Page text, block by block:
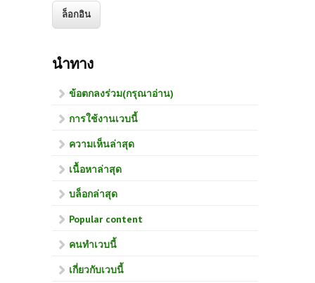
นำทาง
ข้อตกลงร่วม(กรุณาอ่าน)
การใช้งานเวบนี้
ความเห็นล่าสุด
เนื้อหาล่าสุด
บล็อกล่าสุด
Popular content
คนทำเวบนี้
เกี่ยวกับเวบนี้